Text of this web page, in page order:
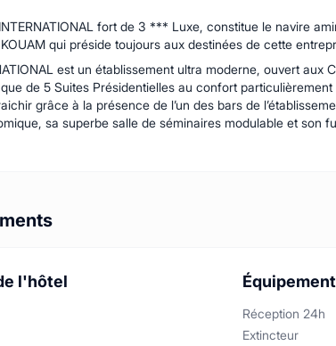
INTERNATIONAL fort de 3 *** Luxe, constitue le navire
qui préside toujours aux destinées de cette
est un établissement ultra moderne, ouvert
de 5 Suites Présidentielles au confort
grâce à la présence de l’un des bars de
sa superbe salle de séminaires modulable et
l'hôtel
Réception 24h
Extincteur